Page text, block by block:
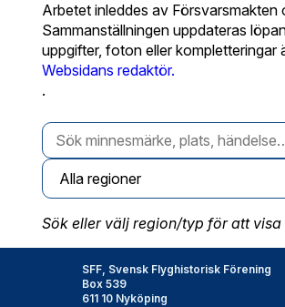
Arbetet inleddes av
Sammanställningen uppdateras
uppgifter, foton eller kompletteringar
Websidans redaktör.
.
Sök eller välj region/typ för att visa
SFF, Svensk Flyghistorisk Förening
Box 539
611 10 Nyköping